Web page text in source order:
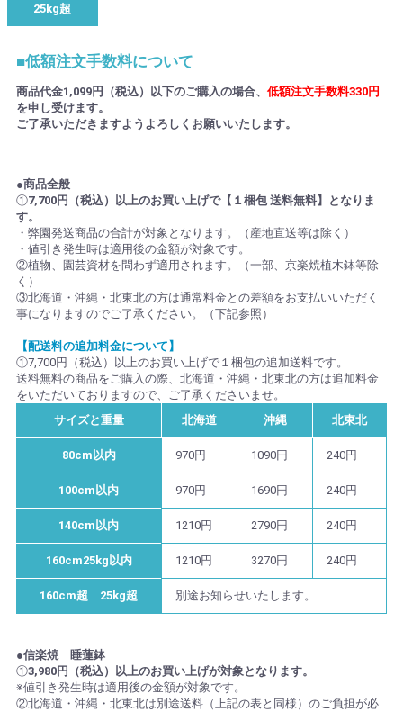
25kg超
■低額注文手数料について
商品代金1,099円（税込）以下のご購入の場合、 低額注文手数料330円
を申し受けます。
ご了承いただきますようよろしくお願いいたします。
●商品全般
①7,700円（税込）以上のお買い上げで【１梱包 送料無料】となりま
す。
・弊園発送商品の合計が対象となります。（産地直送等は除く）
・値引き発生時は適用後の金額が対象です。
②植物、園芸資材を問わず適用されます。（一部、京楽焼植木鉢等除
く）
③北海道・沖縄・北東北の方は通常料金との差額をお支払いいただく
事になりますのでご了承ください。（下記参照）
【配送料の追加料金について】
①7,700円（税込）以上のお買い上げで１梱包の追加送料です。
送料無料の商品をご購入の際、北海道・沖縄・北東北の方は追加料金
をいただいておりますので、ご了承くださいませ。
サイズと重量
北海道 沖縄 北東北
80cm以内 970円 1090円 240円
100cm以内 970円 1690円 240円
140cm以内 1210円 2790円 240円
160cm25kg以内 1210円 3270円 240円
160cm超 25kg超 別途お知らせいたします。
●信楽焼 睡蓮鉢
①3,980円（税込）以上のお買い上げが対象となります。
※値引き発生時は適用後の金額が対象です。
②北海道・沖縄・北東北は別途送料（上記の表と同様）のご負担が必